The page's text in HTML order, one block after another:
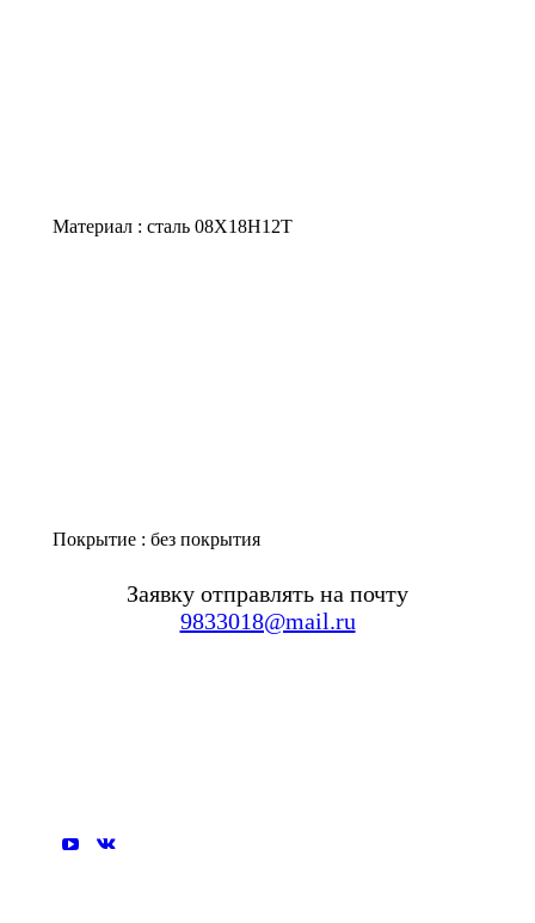
Материал : сталь 08Х18Н12Т
Покрытие : без покрытия
Заявку отправлять на почту
9833018@mail.ru